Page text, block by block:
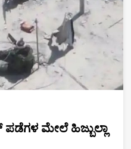
ಮೇಲೆ ಹಿಜ್ಬುಲ್ಲಾ